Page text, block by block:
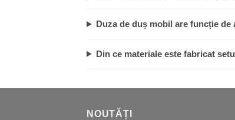
Duza de duș mobil are funcție de
Din ce materiale este fabricat
NOUTĂȚI